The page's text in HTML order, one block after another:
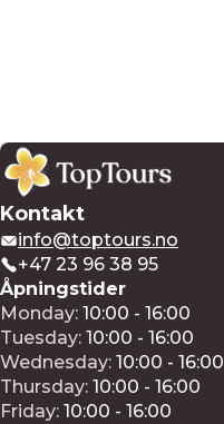
Kontakt
info@toptours.no
+47 23 96 38 95
Åpningstider
Monday: 10:00 - 16:00
Tuesday: 10:00 - 16:00
Wednesday: 10:00 - 16:00
Thursday: 10:00 - 16:00
Friday: 10:00 - 16:00